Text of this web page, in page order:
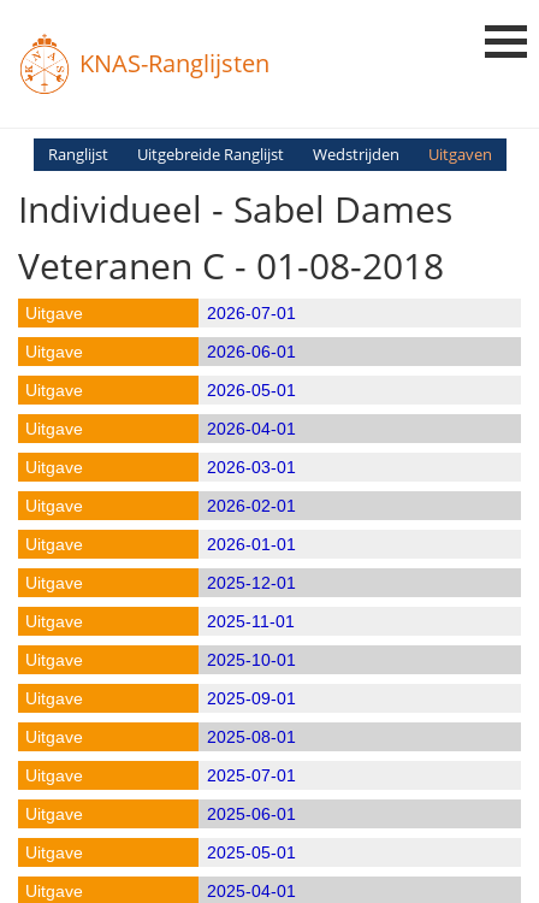
KNAS-Ranglijsten
Login
Ranglijst Uitgebreide Ranglijst Wedstrijden Uitgaven
Individueel - Sabel Dames
Veteranen C - 01-08-2018
2026-07-01
2026-06-01
2026-05-01
2026-04-01
2026-03-01
2026-02-01
2026-01-01
2025-12-01
2025-11-01
2025-10-01
2025-09-01
2025-08-01
2025-07-01
2025-06-01
2025-05-01
2025-04-01